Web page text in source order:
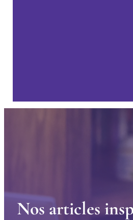
Nos articles ins